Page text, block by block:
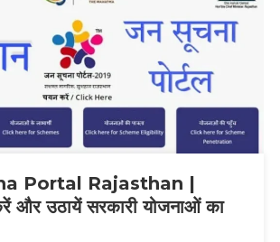
Portal Rajasthan |
और उठायें सरकारी योजनाओं का